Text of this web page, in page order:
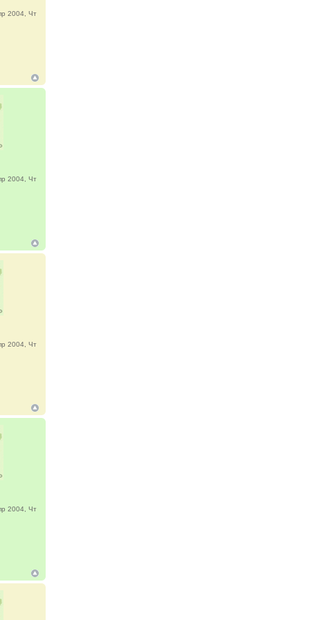
2004, Чт
2004, Чт
2004, Чт
2004, Чт